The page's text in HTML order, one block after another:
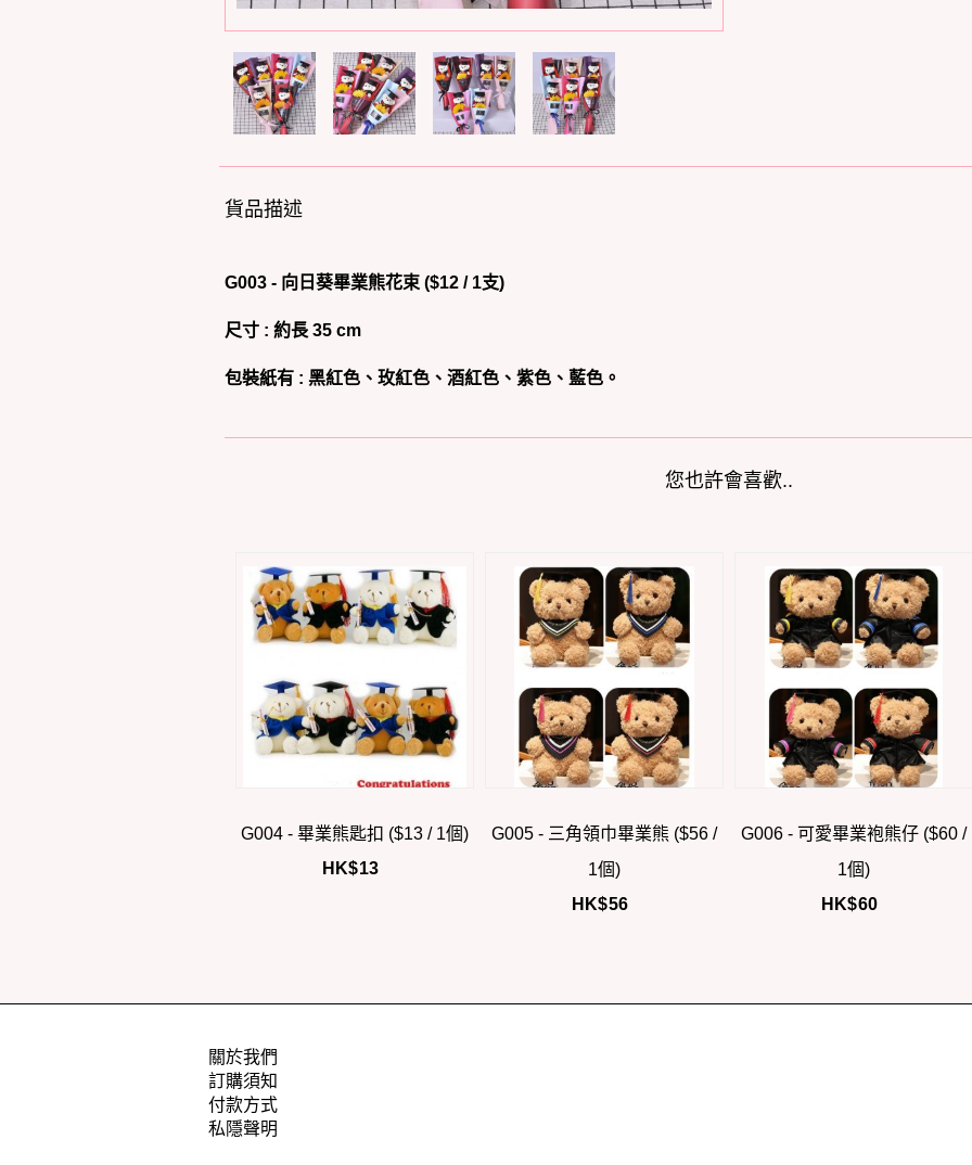
貨品描述
G003 - 向日葵畢業熊花束 ($12 / 1支)
尺寸 : 約長 35 cm
包裝紙有 : 黑紅色、玫紅色、酒紅色、紫色、藍色。
您也許會喜歡..
G004 - 畢業熊匙扣 ($13 / 1個)
HK$13
G005 - 三角領巾畢業熊 ($56 /
1個)
HK$56
G006 - 可愛畢業袍熊仔 ($60 /
1個)
HK$60
關於我們
訂購須知
付款方式
私隱聲明